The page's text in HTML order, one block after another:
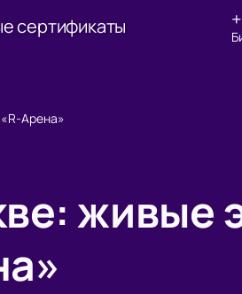
сертификаты
Арена»
живые